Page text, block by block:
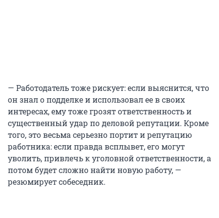
— Работодатель тоже рискует: если выяснится, что
он знал о подделке и использовал ее в своих
интересах, ему тоже грозят ответственность и
существенный удар по деловой репутации. Кроме
того, это весьма серьезно портит и репутацию
работника: если правда всплывет, его могут
уволить, привлечь к уголовной ответственности, а
потом будет сложно найти новую работу, —
резюмирует собеседник.